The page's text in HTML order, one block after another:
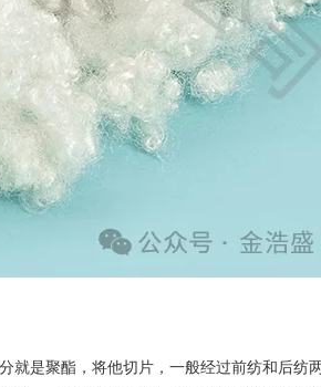
就是聚酯，将他切片，一般经过前纺和后纺